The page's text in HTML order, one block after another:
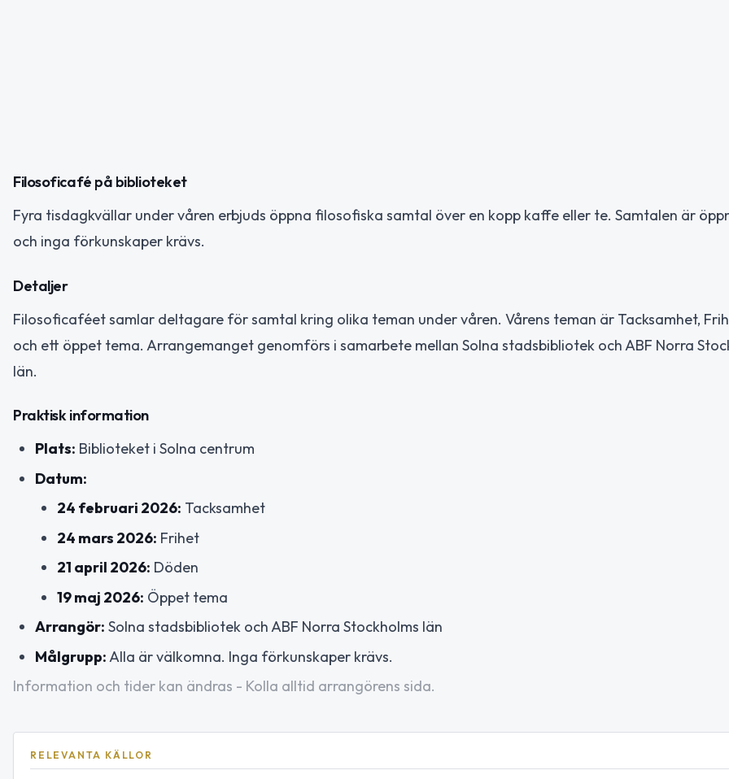
Filosoficafé på biblioteket
Fyra tisdagkvällar under våren erbjuds öppna filosofiska samtal över en kopp kaffe eller te. Samtalen är
och inga förkunskaper krävs.
Detaljer
Filosoficaféet samlar deltagare för samtal kring olika teman under våren. Vårens teman är Tacksamhet,
och ett öppet tema. Arrangemanget genomförs i samarbete mellan Solna stadsbibliotek och ABF Norra
län.
Praktisk information
Plats: Biblioteket i Solna centrum
Datum:
24 februari 2026: Tacksamhet
24 mars 2026: Frihet
21 april 2026: Döden
19 maj 2026: Öppet tema
Arrangör: Solna stadsbibliotek och ABF Norra Stockholms län
Målgrupp: Alla är välkomna. Inga förkunskaper krävs.
Information och tider kan ändras - Kolla alltid arrangörens sida.
RELEVANTA KÄLLOR